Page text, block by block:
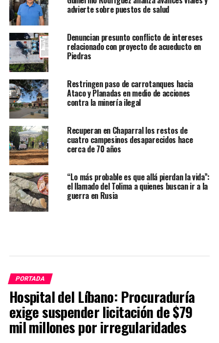
advierte sobre puestos de salud
Denuncian presunto conflicto de intereses
relacionado con proyecto de acueducto en
Piedras
Restringen paso de carrotanques hacia
Ataco y Planadas en medio de acciones
contra la minería ilegal
Recuperan en Chaparral los restos de
cuatro campesinos desaparecidos hace
cerca de 70 años
“Lo más probable es que allá pierdan la vida”:
el llamado del Tolima a quienes buscan ir a la
guerra en Rusia
PORTADA
Hospital del Líbano: Procuraduría
exige suspender licitación de $79
mil millones por irregularidades